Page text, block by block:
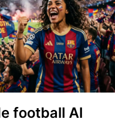
football AI